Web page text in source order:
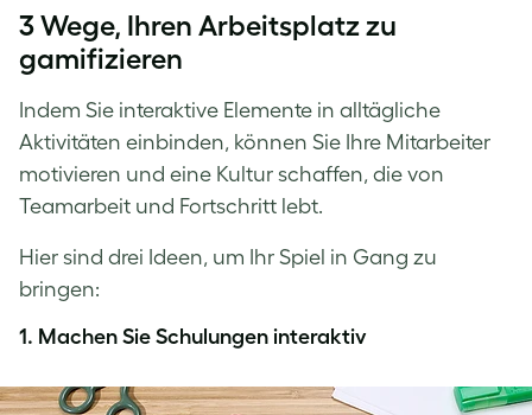
3 Wege, Ihren Arbeitsplatz zu
gamifizieren
Indem Sie interaktive Elemente in alltägliche
Aktivitäten einbinden, können Sie Ihre Mitarbeiter
motivieren und eine Kultur schaffen, die von
Teamarbeit und Fortschritt lebt.
Hier sind drei Ideen, um Ihr Spiel in Gang zu
bringen:
1. Machen Sie Schulungen interaktiv